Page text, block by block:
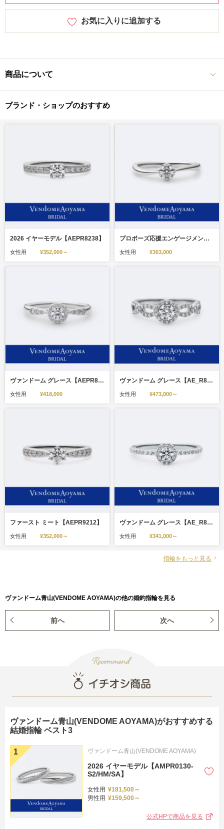
お気に入りに追加する
商品について
ブランド・ショップのおすすめ
2026 イヤーモデル【AEPR8238】
女性用 ¥352,000～
プロポーズ応援エンゲージメントリング【AEPR8235】
女性用 ¥363,000
ヴァンドーム グレース【AEPR8240】
女性用 ¥418,000
ヴァンドーム グレース【AE_R8210】
女性用 ¥473,000～
ファースト ミート【AEPR9212】
女性用 ¥352,000～
ヴァンドーム グレース【AE_R8228】
女性用 ¥341,000～
指輪をもっと見る
ヴァンドーム青山(VENDOME AOYAMA)の他の婚約指輪を見る
前へ 次へ
ヴァンドーム青山(VENDOME AOYAMA)がおすすめする
結婚指輪 ベスト3
ヴァンドーム青山(VENDOME AOYAMA)
2026 イヤーモデル【AMPR0130-
S2/HM/SA】
女性用 ¥181,500～
男性用 ¥159,500～
公式HPで商品を見る